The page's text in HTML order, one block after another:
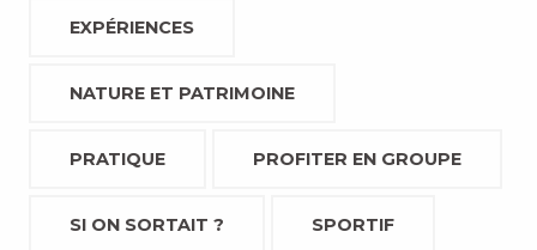
EXPÉRIENCES
NATURE ET PATRIMOINE
PRATIQUE PROFITER EN GROUPE
SI ON SORTAIT ? SPORTIF